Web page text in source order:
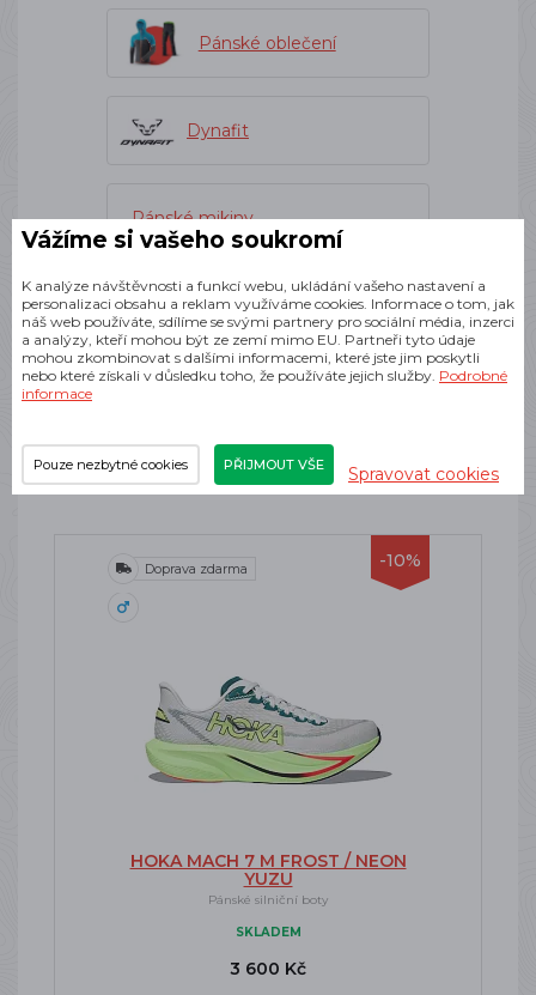
Pánské oblečení
Dynafit
Pánské mikiny
Pánské funkční mikiny
Novinky v nabídce
-10%
Doprava zdarma
HOKA MACH 7 M FROST / NEON
YUZU
Pánské silniční boty
SKLADEM
3 600 Kč
Vážíme si vašeho soukromí
K analýze návštěvnosti a funkcí webu, ukládání vašeho nastavení a
personalizaci obsahu a reklam využíváme cookies. Informace o tom, jak
náš web používáte, sdílíme se svými partnery pro sociální média, inzerci
a analýzy, kteří mohou být ze zemí mimo EU. Partneři tyto údaje
mohou zkombinovat s dalšími informacemi, které jste jim poskytli
nebo které získali v důsledku toho, že používáte jejich služby. Podrobné
informace
Pouze nezbytné cookies PŘIJMOUT VŠE Spravovat cookies